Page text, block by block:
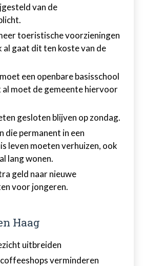
van de
toeristische voorzieningen
al gaat dit ten koste van de
een openbare basisschool
al moet de gemeente hiervoor
gesloten blijven op zondag.
die permanent in een
leven moeten verhuizen, ook
lang wonen.
geld naar nieuwe
voor jongeren.
Haag
uitbreiden
verminderen